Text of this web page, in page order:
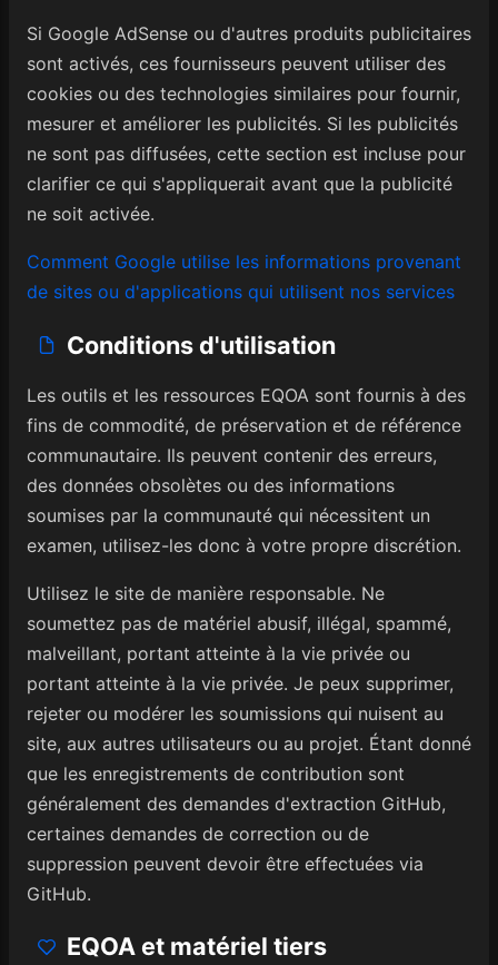
Si Google AdSense ou d'autres produits publicitaires
sont activés, ces fournisseurs peuvent utiliser des
cookies ou des technologies similaires pour fournir,
mesurer et améliorer les publicités. Si les publicités
ne sont pas diffusées, cette section est incluse pour
clarifier ce qui s'appliquerait avant que la publicité
ne soit activée.
Comment Google utilise les informations provenant
de sites ou d'applications qui utilisent nos services
Conditions d'utilisation
Les outils et les ressources EQOA sont fournis à des
fins de commodité, de préservation et de référence
communautaire. Ils peuvent contenir des erreurs,
des données obsolètes ou des informations
soumises par la communauté qui nécessitent un
examen, utilisez-les donc à votre propre discrétion.
Utilisez le site de manière responsable. Ne
soumettez pas de matériel abusif, illégal, spammé,
malveillant, portant atteinte à la vie privée ou
portant atteinte à la vie privée. Je peux supprimer,
rejeter ou modérer les soumissions qui nuisent au
site, aux autres utilisateurs ou au projet. Étant donné
que les enregistrements de contribution sont
généralement des demandes d'extraction GitHub,
certaines demandes de correction ou de
suppression peuvent devoir être effectuées via
GitHub.
EQOA et matériel tiers